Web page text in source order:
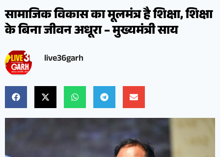
सामाजिक विकास का मूलमंत्र है शिक्षा, शिक्षा
के बिना जीवन अधूरा – मुख्यमंत्री साय
live36garh